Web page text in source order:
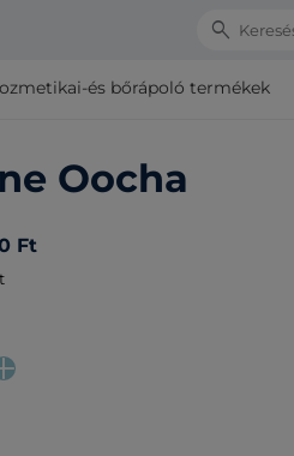
Search
és bőrápoló termékek
Oocha
Ft